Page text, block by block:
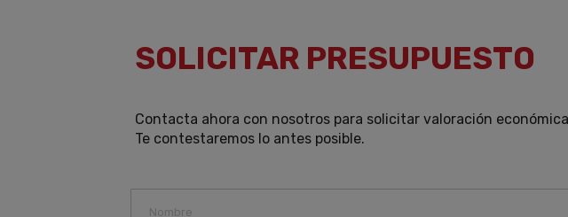
SOLICITAR PRESUPUESTO
Contacta ahora con nosotros para solicitar valoración
Te contestaremos lo antes posible.